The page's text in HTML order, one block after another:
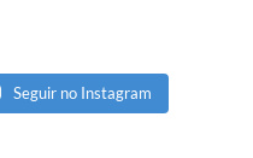
Seguir no Instagram